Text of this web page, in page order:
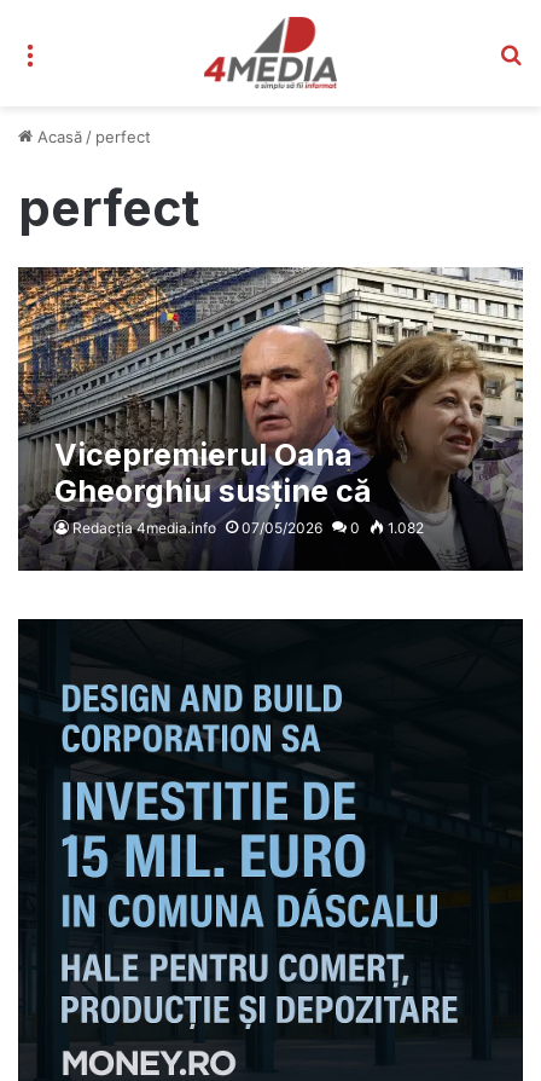
Acasă / perfect
perfect
Vicepremierul Oana
Gheorghiu susține că
listarea rapidă a companiilor
este perfect legală: „Banii
Redacția 4media.info 07/05/2026 0 1.082